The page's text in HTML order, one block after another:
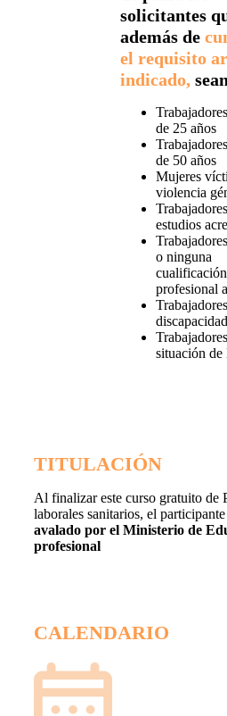
solicitantes
además de
el requisito
indicado,
de 25 años
de 50 años
Mujeres
violencia
estudios
o ninguna
cualificación
profesional
discapacidad
situación de
TITULACIÓN
Al finalizar este curso gratuito de
laborales sanitarios, el
avalado por el Ministerio de
profesional
CALENDARIO